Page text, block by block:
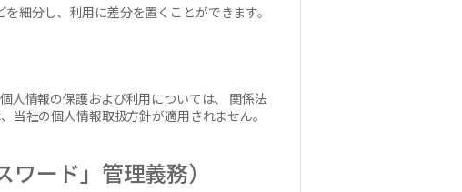
細分し、利用に差分を置くことができます。
人情報の保護および利用については、 関係法
社の個人情報取扱方針が適用されません。
ード」管理義務）